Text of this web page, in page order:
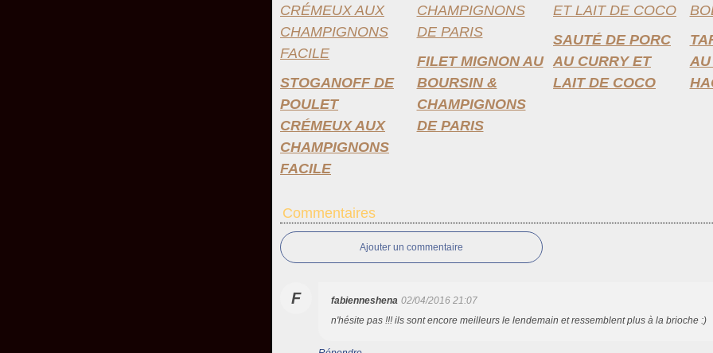
STOGANOFF DE
POULET
CRÉMEUX AUX
CHAMPIGNONS
FACILE
FILET MIGNON AU
BOURSIN &
CHAMPIGNONS
DE PARIS
SAUTÉ DE PORC
AU CURRY ET
LAIT DE COCO
Commentaires
Ajouter un commentaire
F fabienneshena 02/04/2016 21:07
n'hésite pas !!! ils sont encore meilleurs le lendemain et ressemblent plus à la brioche :)